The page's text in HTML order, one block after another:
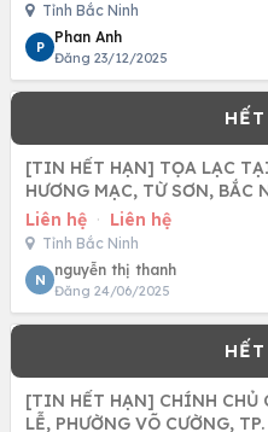
Tỉnh Bắc Ninh
P
Phan Anh
Đăng 23/12/2025
[TIN HẾT HẠN] TỌA LẠC
HƯƠNG MẠC, TỪ SƠN,
TÍCH 100M2 VÀ GIÁ
Liên hệ · Liên hệ
Tỉnh Bắc Ninh
N
nguyễn thị thanh
Đăng 24/06/2025
[TIN HẾT HẠN] CHÍNH CHỦ
LỄ, PHƯỜNG VÕ CƯỜNG,